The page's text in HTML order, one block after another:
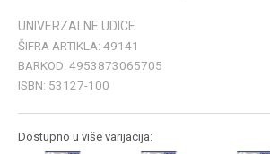
UNIVERZALNE UDICE
ŠIFRA ARTIKLA: 49141
BARKOD: 4953873065705
ISBN: 53127-100
Dostupno u više varijacija: